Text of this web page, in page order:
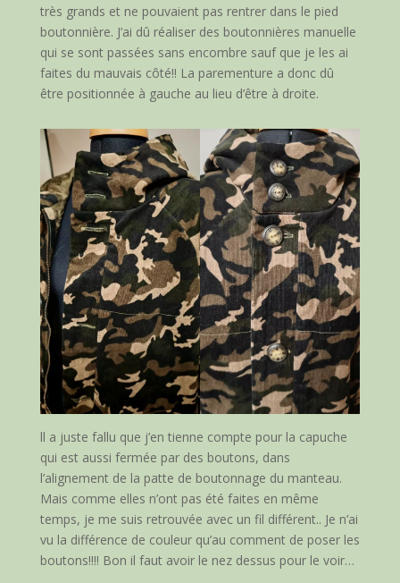
très grands et ne pouvaient pas rentrer dans le pied
boutonnière. J’ai dû réaliser des boutonnières manuelle
qui se sont passées sans encombre sauf que je les ai
faites du mauvais côté!! La parementure a donc dû
être positionnée à gauche au lieu d’être à droite.
ll a juste fallu que j’en tienne compte pour la capuche
qui est aussi fermée par des boutons, dans
l’alignement de la patte de boutonnage du manteau.
Mais comme elles n’ont pas été faites en même
temps, je me suis retrouvée avec un fil différent.. Je n’ai
vu la différence de couleur qu’au comment de poser les
boutons!!!! Bon il faut avoir le nez dessus pour le voir…